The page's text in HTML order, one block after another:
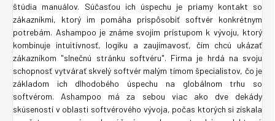
štúdia manuálov. Súčasťou ich úspechu je priamy kontakt so
zákazníkmi, ktorý im pomáha prispôsobiť softvér konkrétnym
potrebám. Ashampoo je známe svojim prístupom k vývoju, ktorý
kombinuje intuitívnosť, logiku a zaujímavosť, čím chcú ukázať
zákazníkom "slnečnú stránku softvéru". Firma je hrdá na svoju
schopnosť vytvárať skvelý softvér malým tímom špecialistov, čo je
základom ich dlhodobého úspechu na globálnom trhu so
softvérom. Ashampoo má za sebou viac ako dve dekády
skúseností v oblasti softvérového vývoja, počas ktorých si získala